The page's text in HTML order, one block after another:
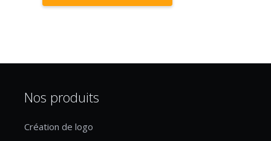
Nos produits
Création de logo